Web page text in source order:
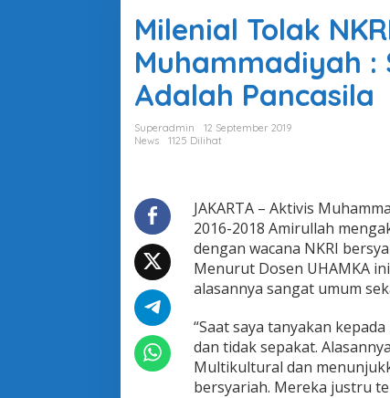
n
i
a
l
T
N
K
R
I
B
e
y
a
r
i
Milenial Tolak
Muhammadiyah :
Adalah Pancasila
Superadmin
12 September 2019
News
1125 Dilihat
JAKARTA – Aktivis
2016-2018 Amirullah
dengan wacana NKRI
Menurut Dosen UHAMKA
alasannya sangat umum
“Saat saya tanyakan
dan tidak sepakat.
Multikultural dan
bersyariah. Mereka justru